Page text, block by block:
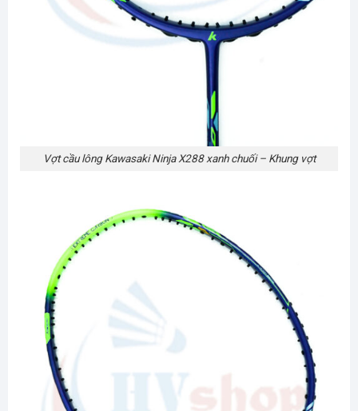
Vợt cầu lông Kawasaki Ninja X288 xanh chuối – Khung vợt